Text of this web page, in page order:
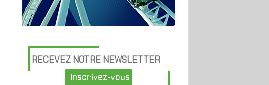
RECEVEZ NOTRE NEWSLETTER
Inscrivez-vous